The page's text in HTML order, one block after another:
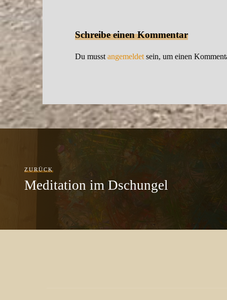
Schreibe einen Kommentar
Du musst angemeldet sein, um einen
ZURÜCK
Meditation im Dschungel